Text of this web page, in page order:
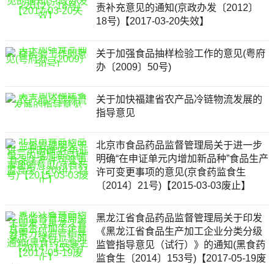
责补充意见的通知(京政办发〔2012〕
18号)【2017-03-20失效】
关于加强食品抽样检验工作的意见(粤府
办〔2009〕50号)
关于加快福建省农产品冷链物流发展的
指导意见
北京市食品药品监督管理局关于进一步
明确“在申证单元内增加新品种”食品生产
许可变更事项的意见(京食药监食生
〔2014〕21号)【2015-03-03废止】
黑龙江省食品药品监督管理局关于印发
《黑龙江省食品生产加工企业分类分级
监管指导意见（试行）》的通知(黑食药
监食生〔2014〕153号)【2017-05-19废